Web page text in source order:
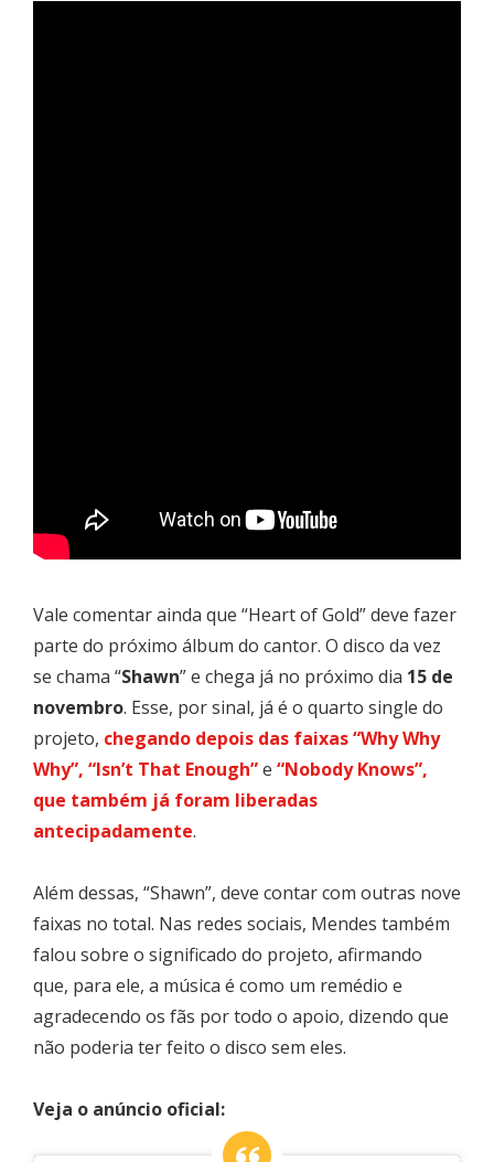
Vale comentar ainda que “Heart of Gold” deve fazer
parte do próximo álbum do cantor. O disco da vez
se chama “Shawn” e chega já no próximo dia 15 de
novembro. Esse, por sinal, já é o quarto single do
projeto, chegando depois das faixas “Why Why
Why”, “Isn’t That Enough”e “Nobody Knows”,
que também já foram liberadas
antecipadamente.
Além dessas, “Shawn”, deve contar com outras nove
faixas no total. Nas redes sociais, Mendes também
falou sobre o significado do projeto, afirmando
que, para ele, a música é como um remédio e
agradecendo os fãs por todo o apoio, dizendo que
não poderia ter feito o disco sem eles.
Veja o anúncio oficial: